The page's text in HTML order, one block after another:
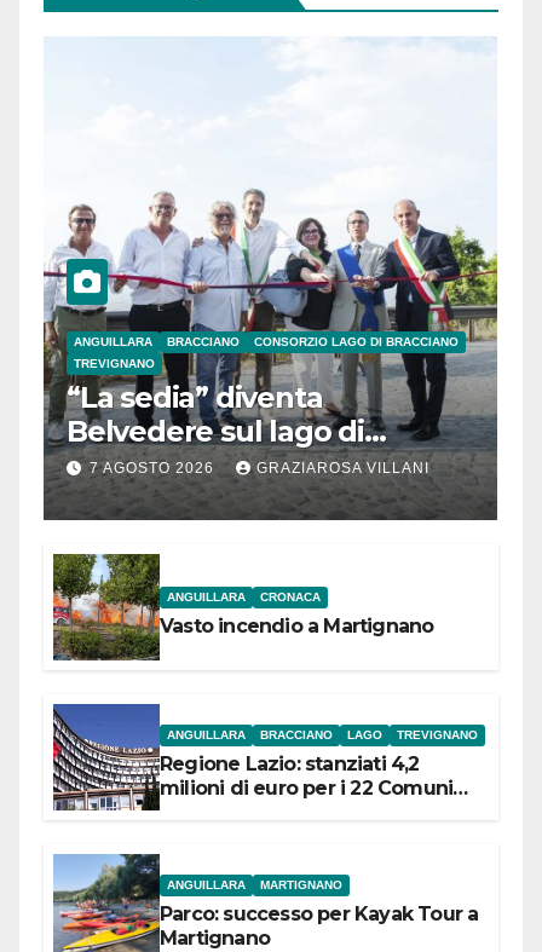
ANGUILLARA BRACCIANO
CONSORZIO LAGO DI BRACCIANO
TREVIGNANO
“La sedia” diventa
Belvedere sul lago di
Bracciano: ieri
l’inaugurazione
7 AGOSTO 2026 GRAZIAROSA VILLANI
ANGUILLARA CRONACA
Vasto incendio a Martignano
ANGUILLARA BRACCIANO LAGO TREVIGNANO
Regione Lazio: stanziati 4,2
milioni di euro per i 22 Comuni
ANGUILLARA MARTIGNANO
Parco: successo per Kayak Tour a
Martignano